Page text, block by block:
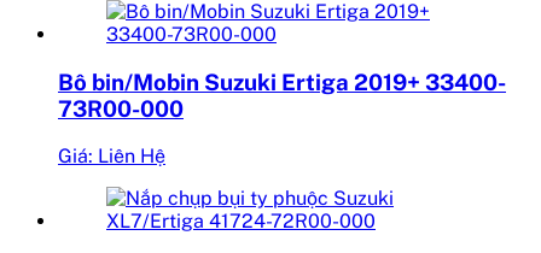
Bô bin/Mobin Suzuki Ertiga 2019+ 33400-
73R00-000
Giá: Liên Hệ